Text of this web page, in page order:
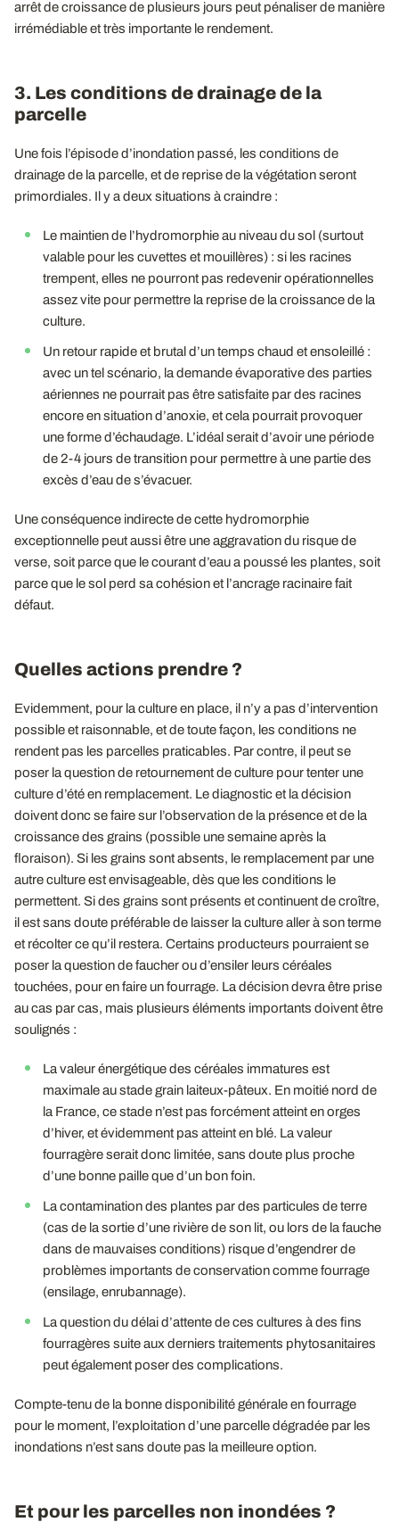
arrêt de croissance de plusieurs jours peut pénaliser de manière
irrémédiable et très importante le rendement.
3. Les conditions de drainage de la
parcelle
Une fois l’épisode d’inondation passé, les conditions de
drainage de la parcelle, et de reprise de la végétation seront
primordiales. Il y a deux situations à craindre :
Le maintien de l’hydromorphie au niveau du sol (surtout
valable pour les cuvettes et mouillères) : si les racines
trempent, elles ne pourront pas redevenir opérationnelles
assez vite pour permettre la reprise de la croissance de la
culture.
Un retour rapide et brutal d’un temps chaud et ensoleillé :
avec un tel scénario, la demande évaporative des parties
aériennes ne pourrait pas être satisfaite par des racines
encore en situation d’anoxie, et cela pourrait provoquer
une forme d’échaudage. L’idéal serait d’avoir une période
de 2-4 jours de transition pour permettre à une partie des
excès d’eau de s’évacuer.
Une conséquence indirecte de cette hydromorphie
exceptionnelle peut aussi être une aggravation du risque de
verse, soit parce que le courant d’eau a poussé les plantes, soit
parce que le sol perd sa cohésion et l’ancrage racinaire fait
défaut.
Quelles actions prendre ?
Evidemment, pour la culture en place, il n’y a pas d’intervention
possible et raisonnable, et de toute façon, les conditions ne
rendent pas les parcelles praticables. Par contre, il peut se
poser la question de retournement de culture pour tenter une
culture d’été en remplacement. Le diagnostic et la décision
doivent donc se faire sur l’observation de la présence et de la
croissance des grains (possible une semaine après la
floraison). Si les grains sont absents, le remplacement par une
autre culture est envisageable, dès que les conditions le
permettent. Si des grains sont présents et continuent de croître,
il est sans doute préférable de laisser la culture aller à son terme
et récolter ce qu’il restera. Certains producteurs pourraient se
poser la question de faucher ou d’ensiler leurs céréales
touchées, pour en faire un fourrage. La décision devra être prise
au cas par cas, mais plusieurs éléments importants doivent être
soulignés :
La valeur énergétique des céréales immatures est
maximale au stade grain laiteux-pâteux. En moitié nord de
la France, ce stade n’est pas forcément atteint en orges
d’hiver, et évidemment pas atteint en blé. La valeur
fourragère serait donc limitée, sans doute plus proche
d’une bonne paille que d’un bon foin.
La contamination des plantes par des particules de terre
(cas de la sortie d’une rivière de son lit, ou lors de la fauche
dans de mauvaises conditions) risque d’engendrer de
problèmes importants de conservation comme fourrage
(ensilage, enrubannage).
La question du délai d’attente de ces cultures à des fins
fourragères suite aux derniers traitements phytosanitaires
peut également poser des complications.
Compte-tenu de la bonne disponibilité générale en fourrage
pour le moment, l’exploitation d’une parcelle dégradée par les
inondations n’est sans doute pas la meilleure option.
Et pour les parcelles non inondées ?